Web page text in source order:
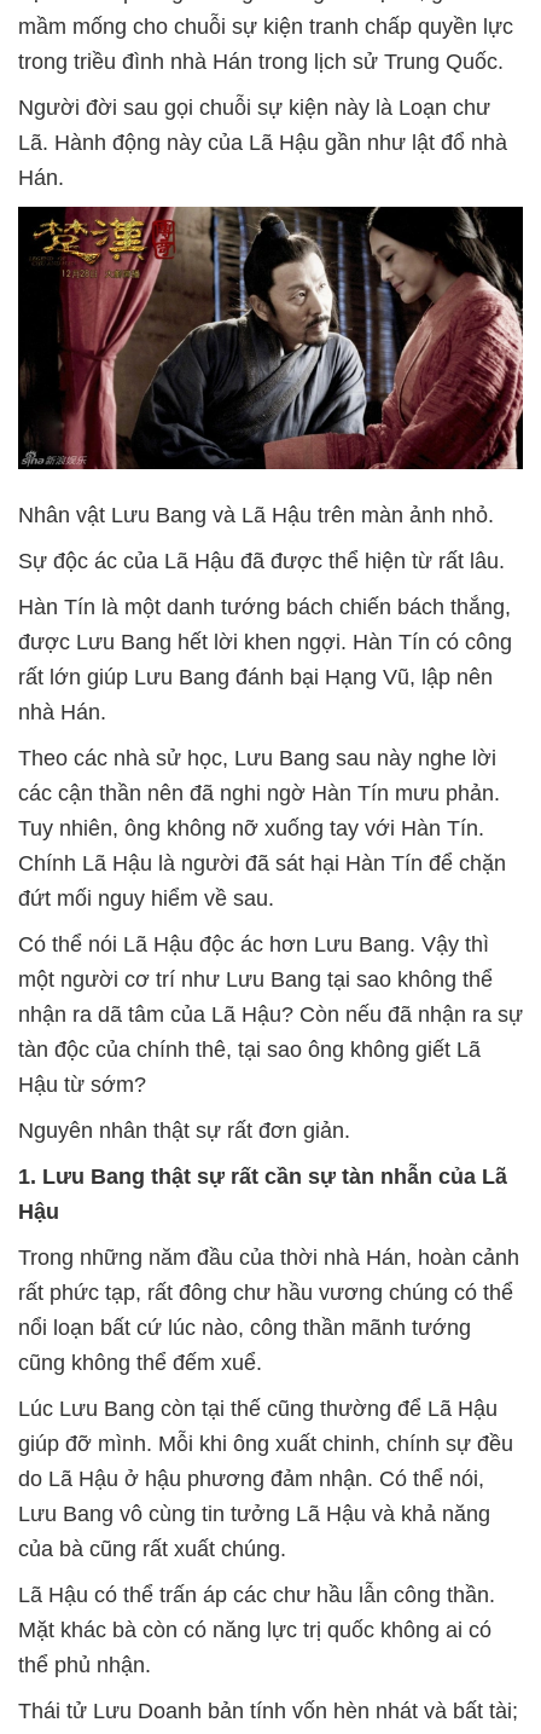
mầm mống cho chuỗi sự kiện tranh chấp quyền lực
trong triều đình nhà Hán trong lịch sử Trung Quốc.
Người đời sau gọi chuỗi sự kiện này là Loạn chư
Lã. Hành động này của Lã Hậu gần như lật đổ nhà
Hán.
Nhân vật Lưu Bang và Lã Hậu trên màn ảnh nhỏ.
Sự độc ác của Lã Hậu đã được thể hiện từ rất lâu.
Hàn Tín là một danh tướng bách chiến bách thắng,
được Lưu Bang hết lời khen ngợi. Hàn Tín có công
rất lớn giúp Lưu Bang đánh bại Hạng Vũ, lập nên
nhà Hán.
Theo các nhà sử học, Lưu Bang sau này nghe lời
các cận thần nên đã nghi ngờ Hàn Tín mưu phản.
Tuy nhiên, ông không nỡ xuống tay với Hàn Tín.
Chính Lã Hậu là người đã sát hại Hàn Tín để chặn
đứt mối nguy hiểm về sau.
Có thể nói Lã Hậu độc ác hơn Lưu Bang. Vậy thì
một người cơ trí như Lưu Bang tại sao không thể
nhận ra dã tâm của Lã Hậu? Còn nếu đã nhận ra sự
tàn độc của chính thê, tại sao ông không giết Lã
Hậu từ sớm?
Nguyên nhân thật sự rất đơn giản.
1. Lưu Bang thật sự rất cần sự tàn nhẫn của Lã
Hậu
Trong những năm đầu của thời nhà Hán, hoàn cảnh
rất phức tạp, rất đông chư hầu vương chúng có thể
nổi loạn bất cứ lúc nào, công thần mãnh tướng
cũng không thể đếm xuể.
Lúc Lưu Bang còn tại thế cũng thường để Lã Hậu
giúp đỡ mình. Mỗi khi ông xuất chinh, chính sự đều
do Lã Hậu ở hậu phương đảm nhận. Có thể nói,
Lưu Bang vô cùng tin tưởng Lã Hậu và khả năng
của bà cũng rất xuất chúng.
Lã Hậu có thể trấn áp các chư hầu lẫn công thần.
Mặt khác bà còn có năng lực trị quốc không ai có
thể phủ nhận.
Thái tử Lưu Doanh bản tính vốn hèn nhát và bất tài;